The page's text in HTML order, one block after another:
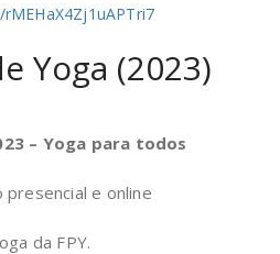
Yoga (2023)
– Yoga para todos
e online
da FPY.